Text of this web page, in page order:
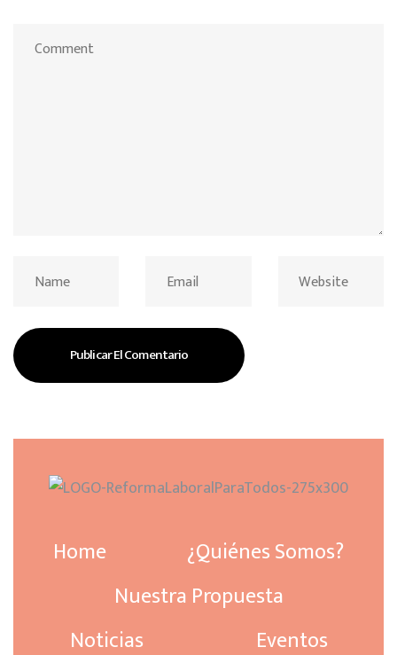
Home
¿Quiénes Somos?
Nuestra Propuesta
Noticias
Eventos